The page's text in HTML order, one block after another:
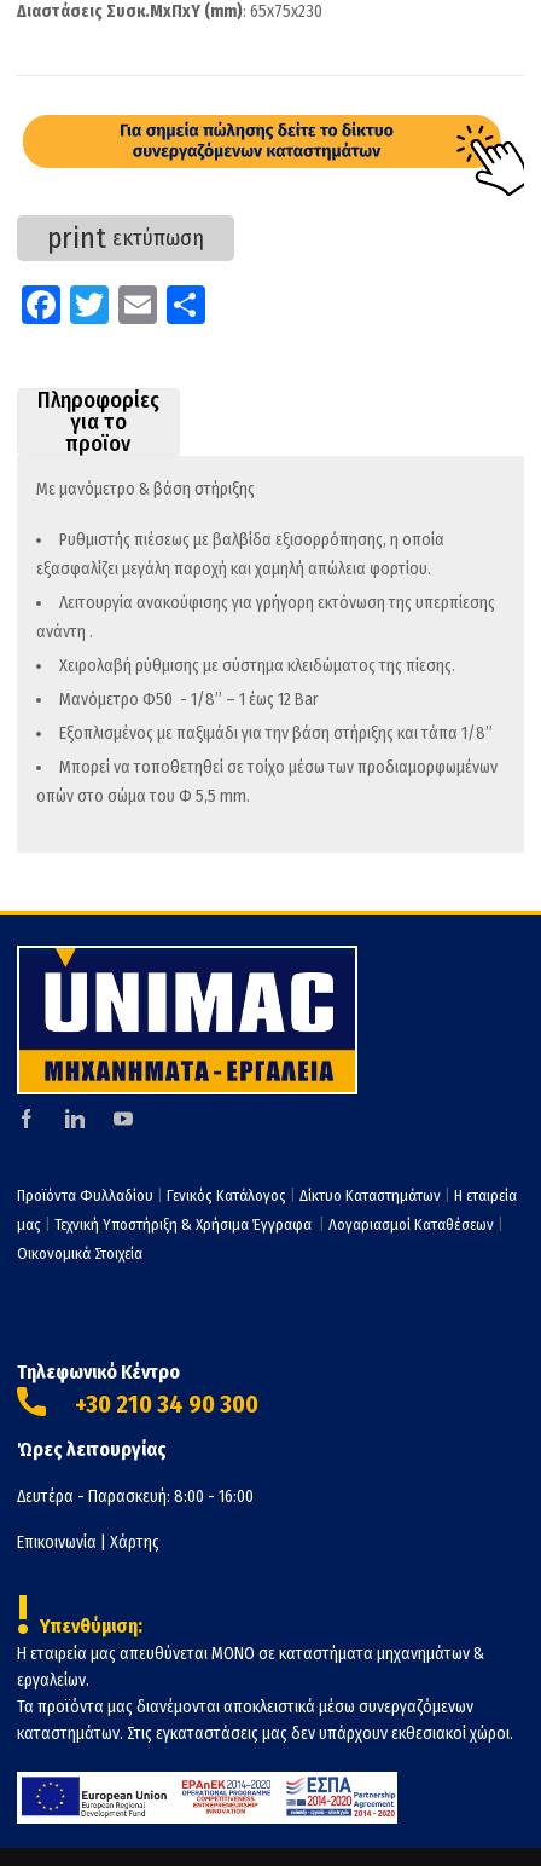
Διαστάσεις Συσκ.ΜxΠxΥ (mm): 65x75x230
print εκτύπωση
Fa
o
o
k
T
er
E
εί
τε
Πληροφορίες
για το
προϊον
Με μανόμετρο & βάση στήριξης
Ρυθμιστής πιέσεως με βαλβίδα εξισορρόπησης, η οποία
εξασφαλίζει μεγάλη παροχή και χαμηλή απώλεια φορτίου.
Λειτουργία ανακούφισης για γρήγορη εκτόνωση της υπερπίεσης
ανάντη .
Χειρολαβή ρύθμισης με σύστημα κλειδώματος της πίεσης.
Μανόμετρο Φ50 - 1/8’’ – 1 έως 12 Bar
Εξοπλισμένος με παξιμάδι για την βάση στήριξης και τάπα 1/8’’
Μπορεί να τοποθετηθεί σε τοίχο μέσω των προδιαμορφωμένων
οπών στο σώμα του Φ 5,5 mm.
Προϊόντα Φυλλαδίου Γενικός Κατάλογος Δίκτυο Καταστημάτων
Η εταιρεία
μας
Τεχνική Υποστήριξη & Χρήσιμα Έγγραφα Λογαριασμοί Καταθέσεων
Οικονομικά Στοιχεία
Τηλεφωνικό Κέντρο
+30 210 34 90 300
Ώρες λειτουργίας
Δευτέρα - Παρασκευή: 8:00 - 16:00
Επικοινωνία Χάρτης
! Υπενθύμιση:
Η εταιρεία μας απευθύνεται ΜΟΝΟ σε καταστήματα μηχανημάτων &
εργαλείων.
Τα προϊόντα μας διανέμονται αποκλειστικά μέσω συνεργαζόμενων
καταστημάτων. Στις εγκαταστάσεις μας δεν υπάρχουν εκθεσιακοί χώροι.